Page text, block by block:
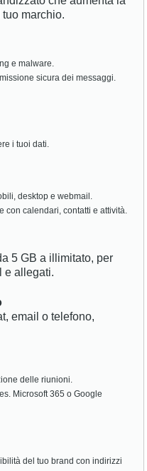
marchio.
e malware.
sicura dei messaggi.
i tuoi dati.
desktop e webmail.
con calendari, contatti e attività.
5 GB a illimitato, per
e allegati.
email o telefono,
delle riunioni.
Microsoft 365 o Google
del tuo brand con indirizzi